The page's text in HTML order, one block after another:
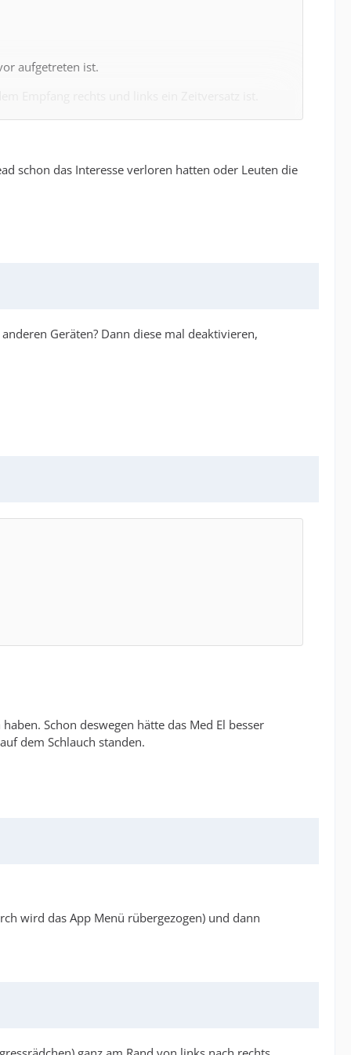
aufgetreten ist.
mich wieder anrufen.
schon das Interesse verloren hatten oder Leuten die
Geräten? Dann diese mal deaktivieren,
Schon deswegen hätte das Med El besser
dem Schlauch standen.
wird das App Menü rübergezogen) und dann